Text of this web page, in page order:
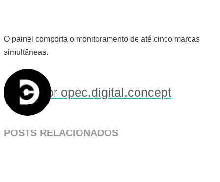
O painel comporta o monitoramento de até cinco marcas
simultâneas.
Por opec.digital.concept
POSTS RELACIONADOS